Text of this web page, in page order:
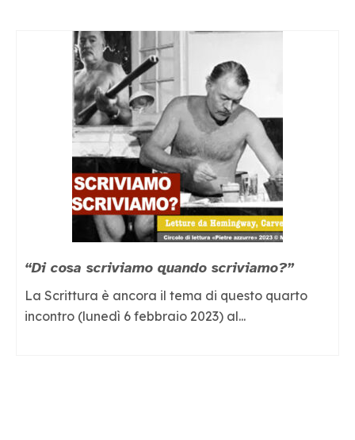
“Di cosa scriviamo quando scriviamo?”
La Scrittura è ancora il tema di questo quarto
incontro (lunedì 6 febbraio 2023) al...